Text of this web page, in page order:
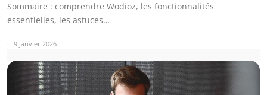
Sommaire : comprendre Wodioz, les fonctionnalités
essentielles, les astuces…
9 janvier 2026